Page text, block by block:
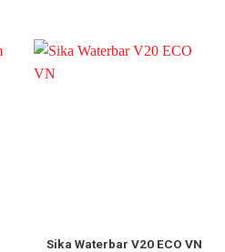
Sika Waterbar V20 ECO VN